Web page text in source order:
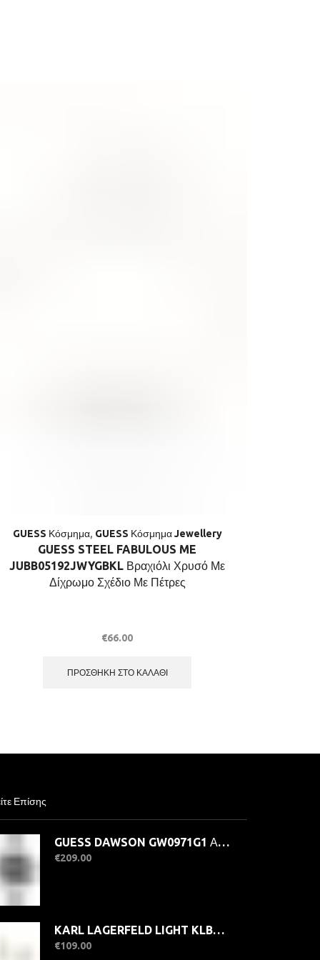
GUESS Κόσμημα, GUESS Κόσμημα Jewellery
GUESS STEEL FABULOUS ME
JUBB05192JWYGBKL Βραχιόλι Χρυσό Με
Δίχρωμο Σχέδιο Με Πέτρες
€66.00
ΠΡΟΣΘΉΚΗ ΣΤΟ ΚΑΛΆΘΙ
Επίσης
GUESS DAWSON GW0971G1 Ανδρικό Ρολόι Quartz Multifuction Ακριβείας
€209.00
KARL LAGERFELD LIGHT KLBKE16 Γυναικεία Σκουλαρίκια Χρυσά Με Πέτρες
€109.00